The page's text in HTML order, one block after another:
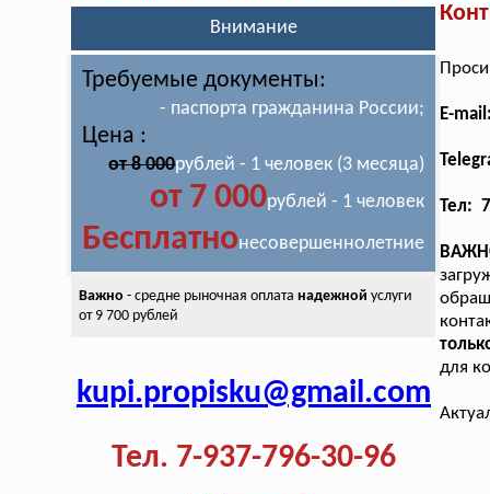
Внимание
Требуемые документы:
- паспорта гражданина России;
Цена :
от 8 000рублей - 1 человек (3 месяца)
от 7 000рублей - 1 человек
Бесплатнонесовершеннолетние
Важно - средне рыночная оплатанадежной услуги
от 9 700 рублей
kupi.propisku@gmail.com
Тел. 7-937-796-30-96
E-
Тел:
для